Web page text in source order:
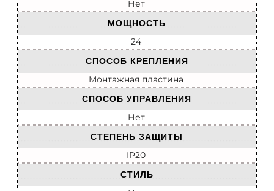
Нет
МОЩНОСТЬ
24
СПОСОБ КРЕПЛЕНИЯ
Монтажная пластина
СПОСОБ УПРАВЛЕНИЯ
Нет
СТЕПЕНЬ ЗАЩИТЫ
IP20
СТИЛЬ